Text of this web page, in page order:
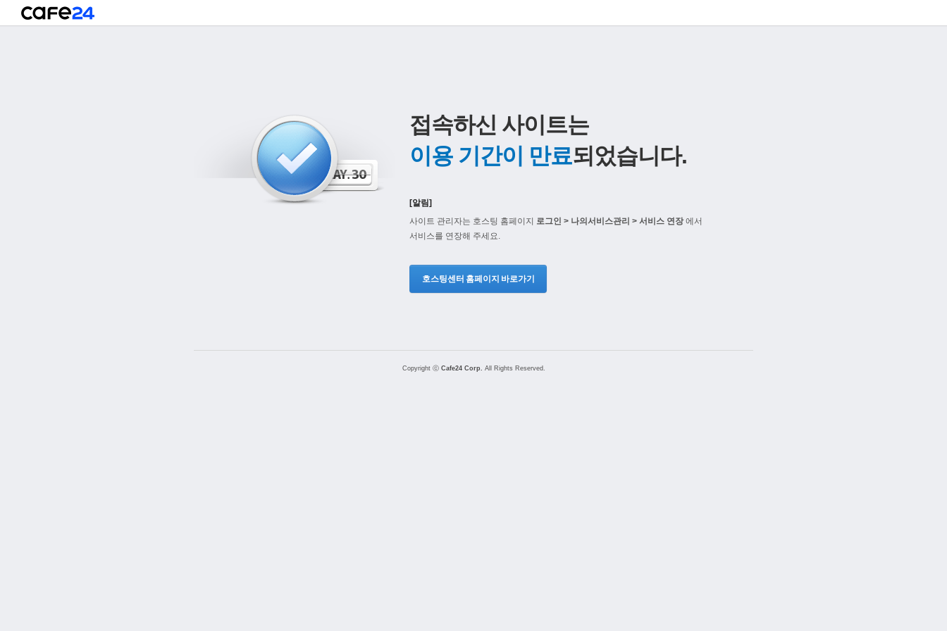
접속하신 사이트는
이용 기간이 만료되었습니다.
[알림]
사이트 관리자는 호스팅 홈페이지 로그인 > 나의서비스관리 > 서비스 연장에서
서비스를 연장해 주세요.
호스팅센터 홈페이지 바로가기
Copyright ⓒ Cafe24 Corp. All Rights Reserved.